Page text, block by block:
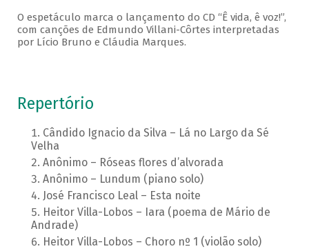
O espetáculo marca o lançamento do CD “Ê vida, ê voz!”,
com canções de Edmundo Villani-Côrtes interpretadas
por Lício Bruno e Cláudia Marques.
Repertório
Cândido Ignacio da Silva – Lá no Largo da Sé
Velha
Anônimo – Róseas flores d’alvorada
Anônimo – Lundum (piano solo)
José Francisco Leal – Esta noite
Heitor Villa-Lobos – Iara (poema de Mário de
Andrade)
Heitor Villa-Lobos – Choro nº 1 (violão solo)